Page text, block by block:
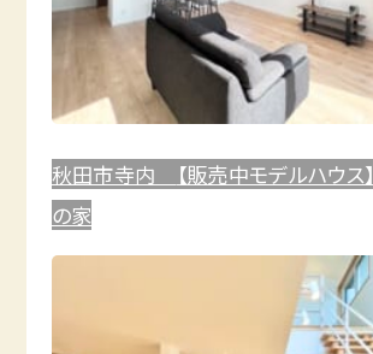
秋田市寺内 【販売中モデルハウス】
の家